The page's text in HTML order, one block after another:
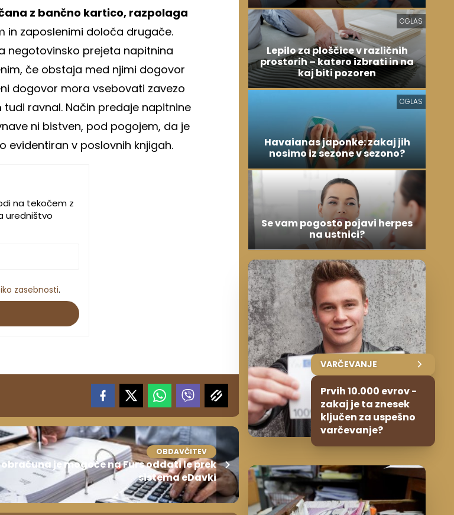
z bančno kartico, razpolaga
in zaposlenimi določa drugače.
negotovinsko prejeta napitnina
če obstaja med njimi dogovor
dogovor mora vsebovati zavezo
ravnal. Način predaje napitnine
ni bistven, pod pogojem, da je
evidentiran v poslovnih knjigah.
na tekočem z
uredništvo
zasebnosti.
OBDAVČITEV
obračuna je mogoče na Furs oddati le prek
sistema eDavki
OGLAS
Lepilo za ploščice v različnih
prostorih – katero izbrati in na
kaj biti pozoren
OGLAS
Havaianas japonke: zakaj jih
nosimo iz sezone v sezono?
Se vam pogosto pojavi herpes
na ustnici?
VARČEVANJE
Prvih 10.000 evrov -
zakaj je ta znesek
ključen za uspešno
varčevanje?